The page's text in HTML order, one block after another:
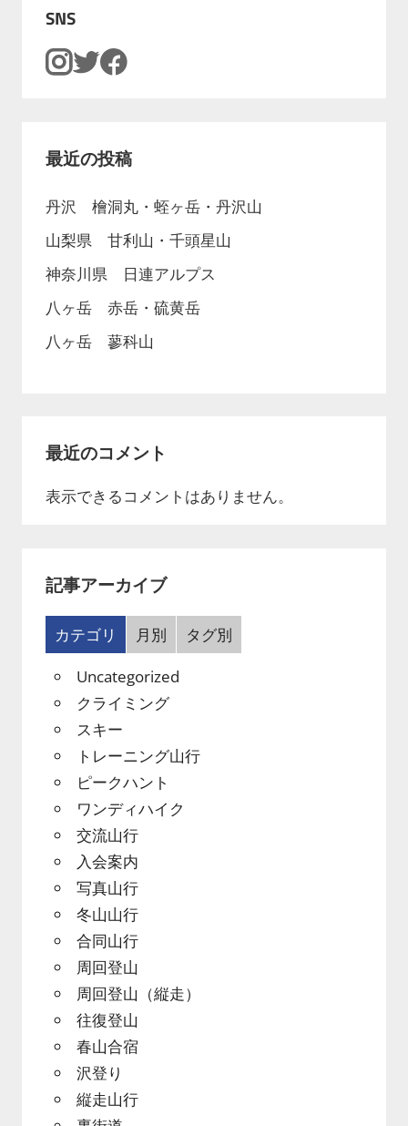
SNS
最近の投稿
丹沢 檜洞丸・蛭ヶ岳・丹沢山
山梨県 甘利山・千頭星山
神奈川県 日連アルプス
八ヶ岳 赤岳・硫黄岳
八ヶ岳 蓼科山
最近のコメント
表示できるコメントはありません。
記事アーカイブ
カテゴリ 月別
タグ別
Uncategorized
クライミング
スキー
トレーニング山行
ピークハント
ワンディハイク
交流山行
入会案内
写真山行
冬山山行
合同山行
周回登山
周回登山（縦走）
往復登山
春山合宿
沢登り
縦走山行